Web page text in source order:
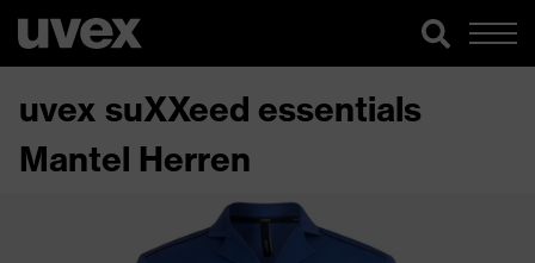
uvex suXXeed essentials
Mantel Herren